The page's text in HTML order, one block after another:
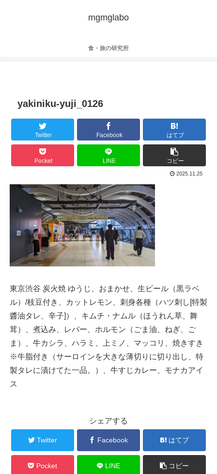
mgmglabo
食・旅の研究所
yakiniku-yuji_0126
Twitter Facebook はてブ
Pocket LINE コピー
2025.11.25
東京渋谷 炭火焼 ゆうじ、おまかせ、生ビール（黒ラベ
ル）/枝豆付き、カットレモン、刺身各種（ハツ刺し[特製
醬油タレ、辛子]）、キムチ・ナムル（ほうれん草、舞
茸）、煮込み、レバー、ホルモン（ごま油、ねぎ、ご
ま）、牛カシラ、ハラミ、上ミノ、マッコリ、焼きすき
※牛脂付き（サーロインを大きな薄切りに切り出し、特
製タレに漬けてた一品。）、牛すじカレー、モナカアイ
ス
シェアする
Twitter Facebook はてブ
Pocket LINE コピー